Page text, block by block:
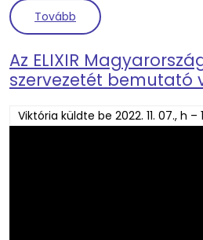
Tovább (Előadások a jövő
Az ELIXIR
szervezetét bemutató
Viktória küldte be 2022. 11. 07., h –